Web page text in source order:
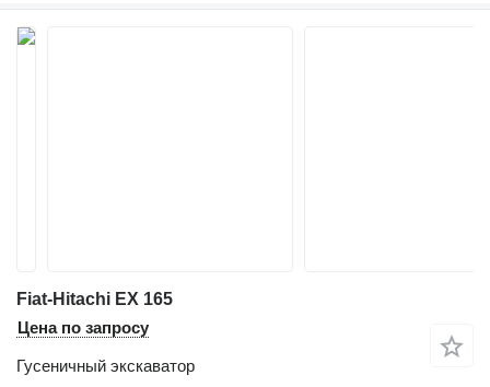
Fiat-Hitachi EX 165
Цена по запросу
Гусеничный экскаватор